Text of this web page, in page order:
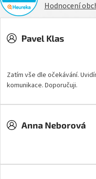
Hodnocení
Pavel Klas
Zatím vše dle očekávání.
komunikace. Doporučuji.
Anna Neborová